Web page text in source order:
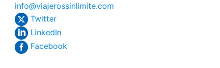
info@viajerossinlimite.com
Twitter
LinkedIn
Facebook